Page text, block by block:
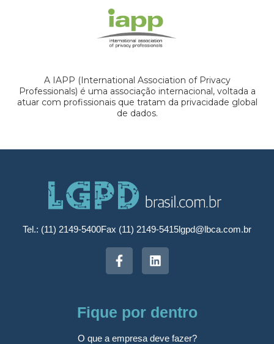
A IAPP (International Association of Privacy
Professionals) é uma associação internacional, voltada a
atuar com profissionais que tratam da privacidade global
de dados.
Tel.: (11) 2149-5400Fax (11) 2149-5415lgpd@lbca.com.br
Fique por dentro
O que a empresa deve fazer?